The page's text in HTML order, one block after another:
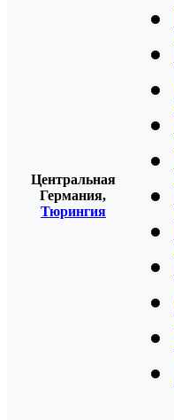
Центральная
Германия,
Тюрингия